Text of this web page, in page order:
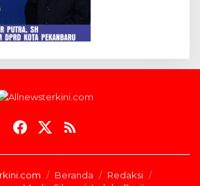
Beranda
Redaksi